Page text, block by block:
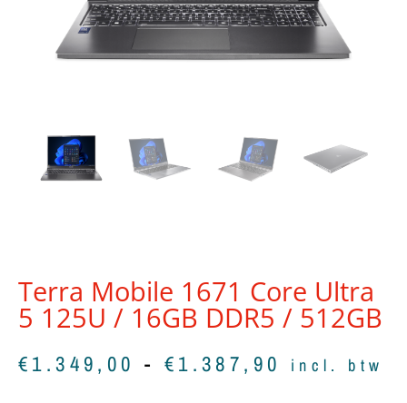
Terra Mobile 1671 Core Ultra
5 125U / 16GB DDR5 / 512GB
€1.349,00 - €1.387,90 incl. btw